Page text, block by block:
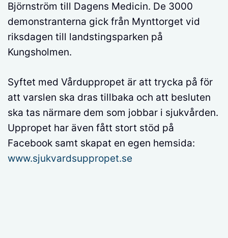
Björnström till Dagens Medicin. De 3000
demonstranterna gick från Mynttorget vid
riksdagen till landstingsparken på
Kungsholmen.
Syftet med Vårduppropet är att trycka på för
att varslen ska dras tillbaka och att besluten
ska tas närmare dem som jobbar i sjukvården.
Uppropet har även fått stort stöd på
Facebook samt skapat en egen hemsida:
www.sjukvardsuppropet.se